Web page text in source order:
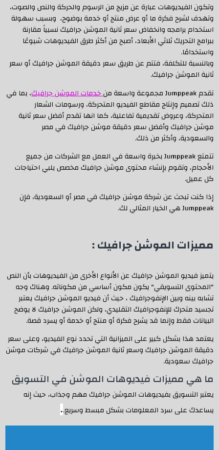
وتكون الفيديوهات عبارة عن مزيج من الرسوم والحركة والنص والصوت،
وتهدف لشرح فكرة ما أو عرض منتج أو خدمة بوضوح، وبسبب سهولة
استخدام برامجه وانخفاض سعر ثانية الموشن جرافيك نسبياً مقارنة
ببرامج التحريك ثلاثي الأبعاد، أصبح من أكثر طرق الفيديوهات شيوعًا
واستخدامًا.
وبالنسبة للتكلفة، فتتم عن طريق سعر دقيقة الموشن جرافيك أو سعر
ثانية الموشن جرافيك.
تقدم Jumppeak مجموعة واسعة من
خدمات الموشن جرافيك، بما في
ذلك تصميم وإنتاج مقاطع الفيديو المتحركة، ورسومات الشعار
المتحركة، وعروض تقديمية تفاعلية، كما انها تقدم أفضل سعر ثانية
موشن جرافيك وأفضل سعر دقيقة موشن جرافيك في مصر
والسعودية، وأكثر من ذلك.
تتمتع Jumppeak بخبرة واسعة في العمل مع الشركات من جميع
الأحجام، وتقوم بإنشاء محتوى موشن جرافيك مخصص يلبي احتياجات
كل عميل.
إذا كنت تبحث عن شركة موشن جرافيك في مصر أو السعودية، فإن
Jumppeak هي الخيار المثالي لك.
مميزات الموشن جرافيك :
يتميز فيديو الموشن جرافيك عن الأنواع الأخرى من الفيديوهات بأن النص
"المحتوى التسويقي" يكون مكون أساسي من مكوناته. وهناك وجه
تشابه بينه وبين الإنفوجرافيك ، حيث أن فيديو الموشن جرافيك يعتبر
تجسيد متحرك للإنفوجرافيك التقليدي، ولكن الموشن جرافيك لا يوضح
البيانات فقط وإنما قد يشرح فكرة أو منتج أو خدمة أو يسرد قصة.
يعتمد هذا بشكل كبير على الميزانية التي تحدد نوع الفيديو، وعلى سعر
دقيقة الموشن جرافيك وسعر ثانية الموشن جرافيك في شركات موشن
جرافيك سعودية.
ما هي مميزات فيديوهات الموشن في التسويق
يعتبر التسويق بفيديوهات الموشن جرافيك مهم وجذاب، حيث إنه
يساعدك على سرد المعلومات بشكل مبسط وسريع..